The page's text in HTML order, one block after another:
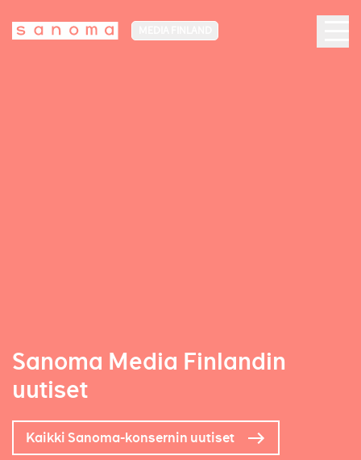
Sanoma Media Finlandin
uutiset
Kaikki Sanoma-konsernin uutiset